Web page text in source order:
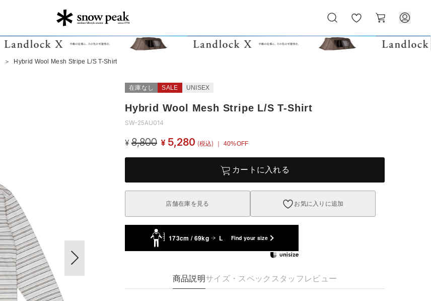
気
に
ー
ト
＞ Hybrid Wool Mesh Stripe L/S T-Shirt
在庫なし SALE UNISEX
Hybrid Wool Mesh Stripe L/S T-Shirt
SW-25AU014
¥ 8,800 ¥ 5,280 (税込) ｜ 40%OFF
カートに入れる
店舗在庫を見る お気に入りに追加
173cm / 69kg L Find your size
商品説明サイズ・スペック スタッフレビュー